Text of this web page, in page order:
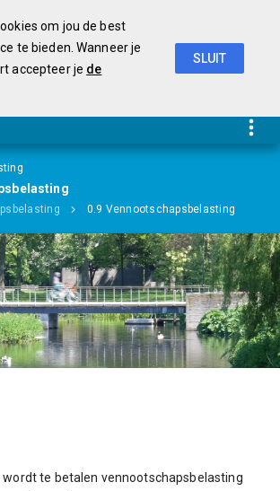
0.9 Vennootschapsbelasting
wordt te betalen vennootschapsbelasting
om jou de best
te bieden. Wanneer je
accepteer je de
SLUIT